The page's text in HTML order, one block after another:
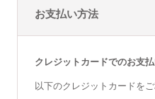
お支払い方法
クレジットカードでのお支
以下のクレジットカードをご